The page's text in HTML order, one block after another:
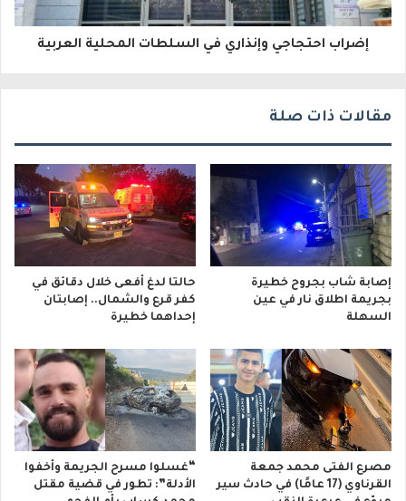
و
إضراب احتجاجي وإنذاري في السلطات المحلية العربية
مقالات ذات صلة
إصابة شاب بجروح خطيرة
بجريمة اطلاق نار في عين
السهلة
حالتا لدغ أفعى خلال دقائق في
كفر قرع والشمال.. إصابتان
إحداهما خطيرة
مصرع الفتى محمد جمعة
القرناوي (17 عامًا) في حادث سير
“غسلوا مسرح الجريمة وأخفوا
الأدلة”: تطور في قضية مقتل